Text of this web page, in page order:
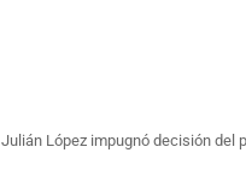
Julián López impugnó decisión del